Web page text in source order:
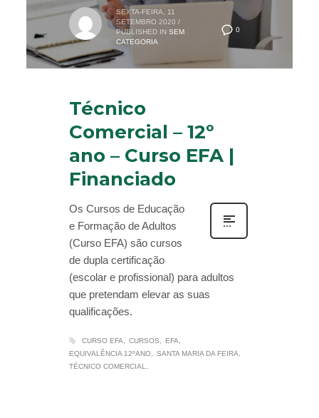
0
SEXTA-FEIRA, 11
SETEMBRO 2020 /
PUBLISHED IN SEM
CATEGORIA
Técnico
Comercial – 12º
ano – Curso EFA |
Financiado
Os Cursos de Educação
e Formação de Adultos
(Curso EFA) são cursos
de dupla certificação
(escolar e profissional) para adultos
que pretendam elevar as suas
qualificações.
CURSO EFA CURSOS
EFA
EQUIVALÊNCIA 12ºANO
SANTA MARIA DA FEIRA
TÉCNICO COMERCIAL